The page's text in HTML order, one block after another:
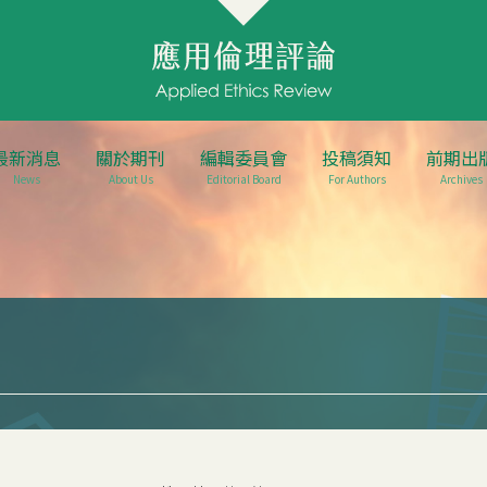
新消息
News
關於期刊
About Us
編輯委員會
Editorial Board
投稿須知
For Authors
前期出
Archives